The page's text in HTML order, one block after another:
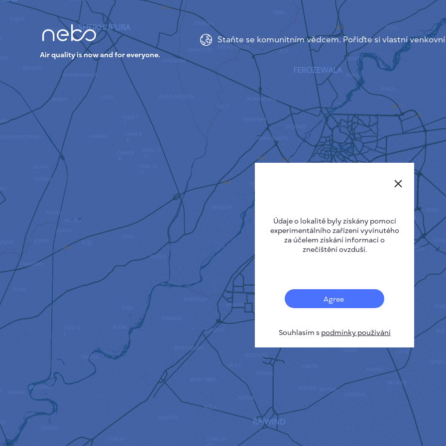
Air quality is now and for everyone.
Staňte se komunitním vědcem. Pořiďte si vlastní venkovní
Údaje o lokalitě byly získány pomocí
experimentálního zařízení vyvinutého
za účelem získání informací o
znečištění ovzduší.
Agree
Souhlasím s podmínky používání